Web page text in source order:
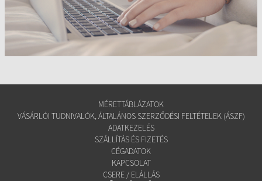
MÉRETTÁBLÁZATOK
VÁSÁRLÓI TUDNIVALÓK, ÁLTALÁNOS SZERZŐDÉSI FELTÉTELEK (ÁSZF)
ADATKEZELÉS
SZÁLLÍTÁS ÉS FIZETÉS
CÉGADATOK
KAPCSOLAT
CSERE / ELÁLLÁS